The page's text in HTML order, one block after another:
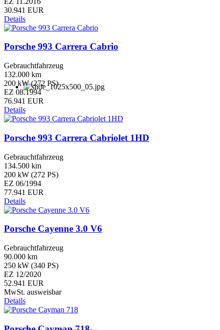
30.941 EUR
Details
Porsche 993 Carrera Cabrio
Gebrauchtfahrzeug
132.000 km
200 kW (272 PS)
EZ 08.1994
76.941 EUR
Details
Porsche 993 Carrera Cabriolet 1HD
Gebrauchtfahrzeug
134.500 km
200 kW (272 PS)
EZ 06/1994
77.941 EUR
Details
Porsche Cayenne 3.0 V6
Gebrauchtfahrzeug
90.000 km
250 kW (340 PS)
EZ 12/2020
52.941 EUR
MwSt. ausweisbar
Details